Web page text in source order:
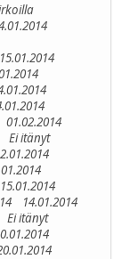
15.01.2014
01.02.2014
Ei itänyt
15.01.2014
14.01.2014
Ei itänyt